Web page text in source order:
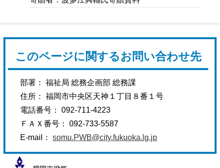
このページに関するお問い合わせ先
部署： 福祉局 総務企画部 総務課
住所： 福岡市中央区天神１丁目８番１号
電話番号： 092-711-4223
ＦＡＸ番号： 092-733-5587
E-mail：somu.PWB@city.fukuoka.lg.jp